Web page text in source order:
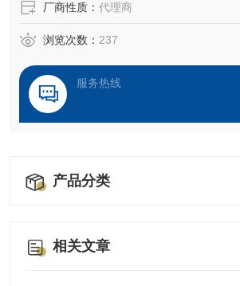
厂商性质： 代理商
浏览次数： 237
服务热线
产品分类
相关文章